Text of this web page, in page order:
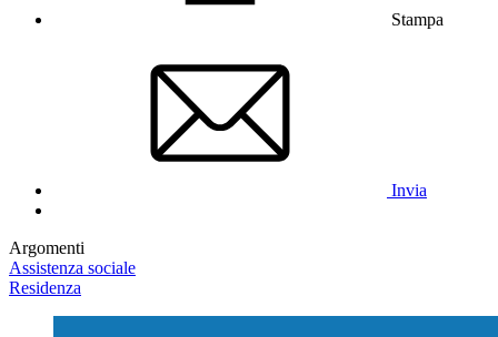
Stampa
Invia
Argomenti
Assistenza sociale
Residenza